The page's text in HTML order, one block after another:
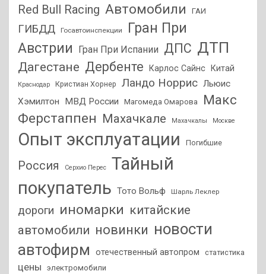
Red Bull Racing Автомобили ГАИ
ГИБДД Госавтоинспекции
Гран При
Австрии
Гран При Испании ДПС ДТП
Дагестане Дербенте Карлос Сайнс Китай
Краснодар Кристиан Хорнер Ландо Норрис Льюис
Хэмилтон
МВД России Магомеда Омарова
Макс
Ферстаппен Махачкале Махачкалы Москве
Опыт эксплуатации Погибшие
Россия Серхио Перес
Тайный
покупатель Тото Вольф Шарль Леклер
дороги иномарки китайские
автомобили новинки новости
автофирм
отечественный автопром статистика
цены электромобили